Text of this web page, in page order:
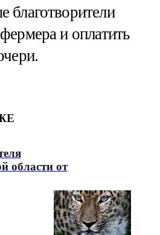
благотворители
и оплатить
области от